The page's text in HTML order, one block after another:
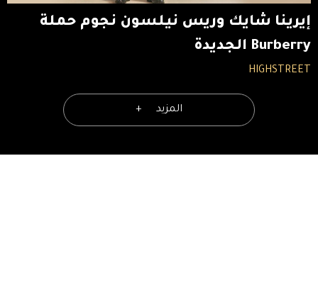
إيرينا شايك وريس نيلسون نجوم حملة
Burberry الجديدة
HIGHSTREET
المزيد